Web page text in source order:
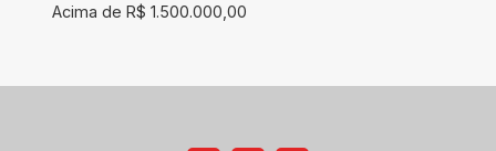
Acima de R$ 1.500.000,00